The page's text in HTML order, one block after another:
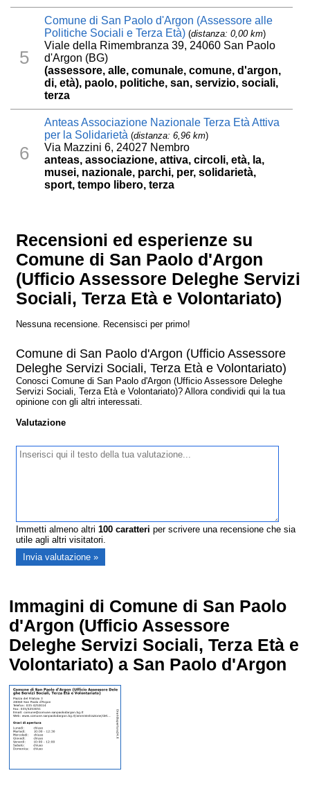
5
Comune di San Paolo d'Argon (Assessore alle
Politiche Sociali e Terza Età) (distanza: 0,00 km)
Viale della Rimembranza 39, 24060 San Paolo
d'Argon (BG)
(assessore, alle, comunale, comune, d'argon,
di, età), paolo, politiche, san, servizio, sociali,
terza
6
Anteas Associazione Nazionale Terza Età Attiva
per la Solidarietà (distanza: 6,96 km)
Via Mazzini 6, 24027 Nembro
anteas, associazione, attiva, circoli, età, la,
musei, nazionale, parchi, per, solidarietà,
sport, tempo libero, terza
Recensioni ed esperienze su
Comune di San Paolo d'Argon
(Ufficio Assessore Deleghe Servizi
Sociali, Terza Età e Volontariato)
Nessuna recensione. Recensisci per primo!
Comune di San Paolo d'Argon (Ufficio Assessore
Deleghe Servizi Sociali, Terza Età e Volontariato)
Conosci Comune di San Paolo d'Argon (Ufficio Assessore Deleghe
Servizi Sociali, Terza Età e Volontariato)? Allora condividi qui la tua
opinione con gli altri interessati.
Valutazione
Immetti almeno altri100 caratteri per scrivere una recensione che sia
utile agli altri visitatori.
Immagini di Comune di San Paolo
d'Argon (Ufficio Assessore
Deleghe Servizi Sociali, Terza Età e
Volontariato) a San Paolo d'Argon